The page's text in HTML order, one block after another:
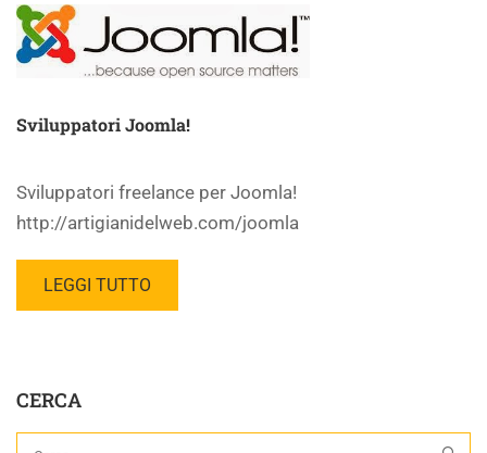
Sviluppatori Joomla!
Sviluppatori freelance per Joomla!
http://artigianidelweb.com/joomla
LEGGI TUTTO
CERCA